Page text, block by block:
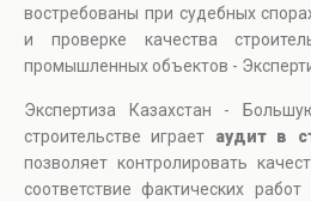
востребованы при судебных
и проверке качества
промышленных объектов -
Экспертиза Казахстан -
строительстве играет аудит в
позволяет контролировать
соответствие фактических